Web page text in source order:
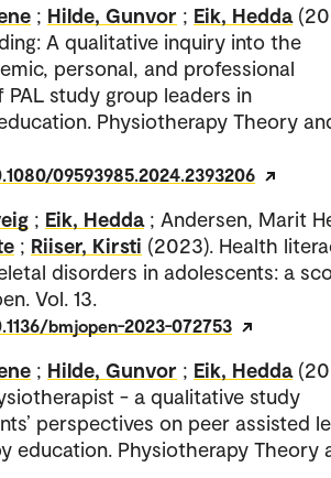
; Hilde, Gunvor ; Eik, Hedda
A qualitative inquiry into the
personal, and professional
study group leaders in
Physiotherapy Theory
09593985.2024.2393206
; Eik, Hedda ; Andersen, Marit
; Riiser, Kirsti (2023). Health
disorders in adolescents: a
Vol. 13.
bmjopen-2023-072753
; Hilde, Gunvor ; Eik, Hedda
- a qualitative study
perspectives on peer assisted
education. Physiotherapy Theory